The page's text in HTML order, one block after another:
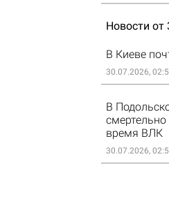
Новости от
В Киеве
30.07.2026,
В
время ВЛК
30.07.2026,